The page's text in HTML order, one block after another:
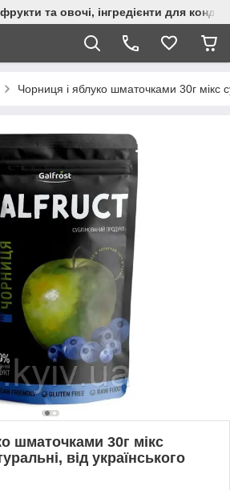
та овочі, інгредієнти для
Чорниця і яблуко шматочками 30г мікс
шматочками 30г мікс
від українського